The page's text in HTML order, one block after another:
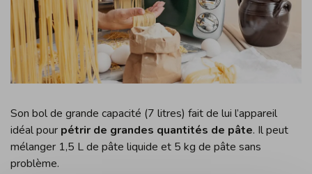
Son bol de grande capacité (7 litres) fait de lui l’appareil
idéal pour pétrir de grandes quantités de pâte. Il peut
mélanger 1,5 L de pâte liquide et 5 kg de pâte sans
problème.